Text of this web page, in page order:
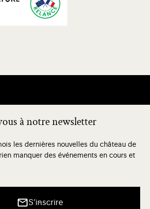
à notre newsletter
les dernières nouvelles du château de
manquer des événements en cours et
S’inscrire